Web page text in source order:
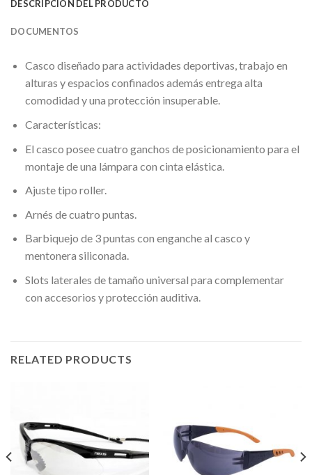
DESCRIPCIÓN DEL PRODUCTO
DOCUMENTOS
Casco diseñado para actividades deportivas, trabajo en
alturas y espacios confinados además entrega alta
comodidad y una protección insuperable.
Características:
El casco posee cuatro ganchos de posicionamiento para el
montaje de una lámpara con cinta elástica.
Ajuste tipo roller.
Arnés de cuatro puntas.
Barbiquejo de 3 puntas con enganche al casco y
mentonera siliconada.
Slots laterales de tamaño universal para complementar
con accesorios y protección auditiva.
RELATED PRODUCTS